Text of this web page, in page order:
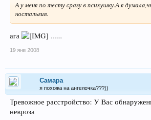
А у меня по тесту сразу в психушку.А я
ностальгия.
ага ......
19 янв 2008
Самара
я похожа на ангелочка???))
Тревожное расстройство: У Вас
невроза